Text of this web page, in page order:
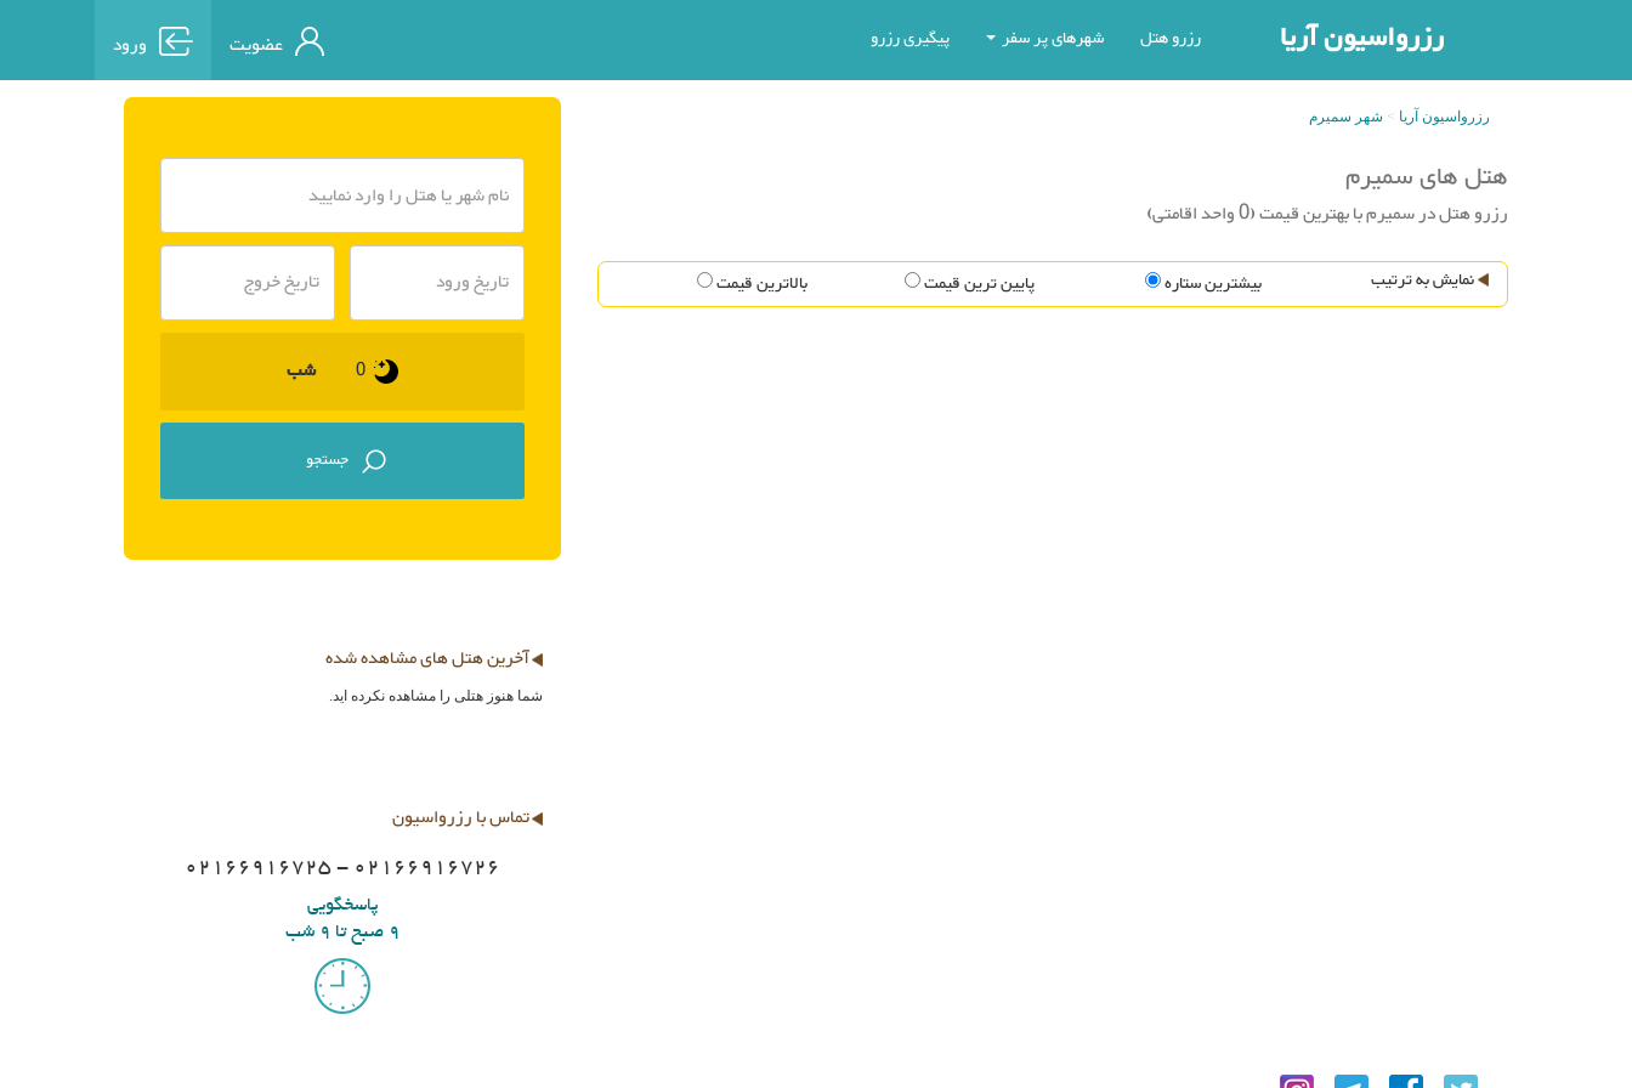
رزرواسیون آریا رزرو هتل شهرهای پر سفر پیگیری رزرو عضویت ورود
رزرواسیون آریا شهر سمیرم
هتل های سمیرم
رزرو هتل در سمیرم با بهترین قیمت (0 واحد اقامتی)
نمایش به ترتیب بیشترین ستاره پایین ترین قیمت بالاترین قیمت
شب
آخرین هتل های مشاهده شده
شما هنوز هتلی را مشاهده نکرده اید.
تماس با رزرواسیون
02166916725 - 02166916726
پاسخگویی
9 صبح تا 9 شب